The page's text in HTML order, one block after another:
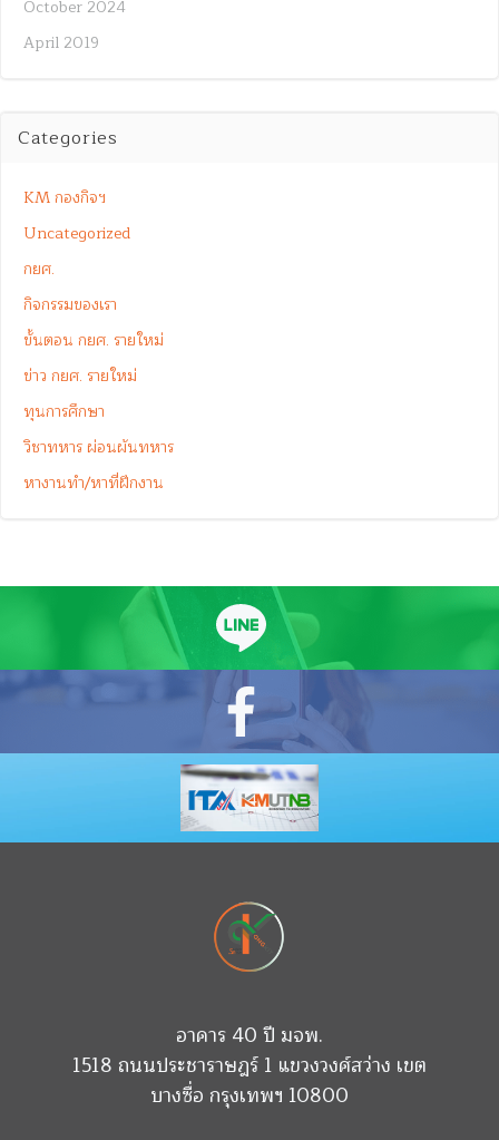
October 2024
April 2019
Categories
KM กองกิจฯ
Uncategorized
กยศ.
กิจกรรมของเรา
ขั้นตอน กยศ. รายใหม่
ข่าว กยศ. รายใหม่
ทุนการศึกษา
วิชาทหาร ผ่อนผันทหาร
หางานทำ/หาที่ฝึกงาน
อาคาร 40 ปี มจพ.
1518 ถนนประชาราษฎร์ 1 แขวงวงศ์สว่าง เขต
บางซื่อ กรุงเทพฯ 10800